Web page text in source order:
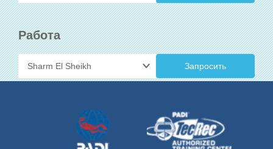
Работа
Запросить